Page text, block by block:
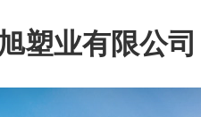
塑业有限公司